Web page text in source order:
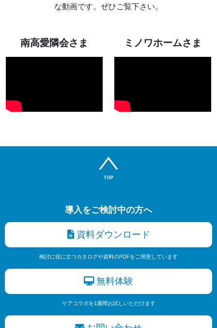
な動画です。ぜひご覧下さい。
南高愛隣会さま ミノワホームさま
導入をご検討中の方へ
資料ダウンロード
検討に役に立つカタログや資料のPDFをご用意しています
無料体験
ケアコラボを1週間お試しいただけます